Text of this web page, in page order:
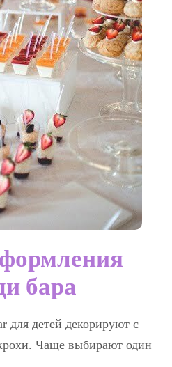
бара
для детей декорируют с
Чаще выбирают один